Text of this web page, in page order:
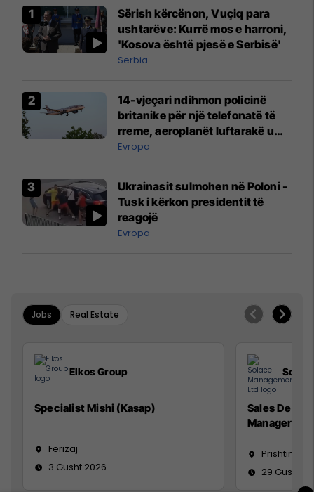
Sërish kërcënon, Vuçiq para
ushtarëve: Kurrë mos e harroni,
'Kosova është pjesë e Serbisë'
Serbia
14-vjeçari ndihmon policinë
britanike për një telefonatë të
rreme, aeroplanët luftarakë u
ngritën në ajër për të
Mançesterit
Evropa
Ukrainasit sulmohen në Poloni -
Tusk i kërkon presidentit të
reagojë
Evropa
Jobs Real Estate
Elkos Group
Specialist Mishi (Kasap)
Ferizaj
3 Gusht 2026
Sales
Manager
Prishtinë
29 Gusht